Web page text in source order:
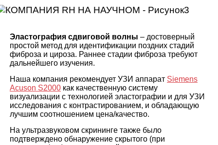
Эластография сдвиговой волны – достоверный
простой метод для идентификации поздних стадий
фиброза и цироза. Раннее стадии фиброза требуют
дальнейшего изучения.
Наша компания рекомендует УЗИ аппарат Siemens
Acuson S2000 как качественную систему
визуализации с технологией эластографии и для УЗИ
исследования с контрастированием, и обладающую
лучшим соотношением цена/качество.
На ультразвуковом скрининге также было
подтверждено обнаружение скрытого (при